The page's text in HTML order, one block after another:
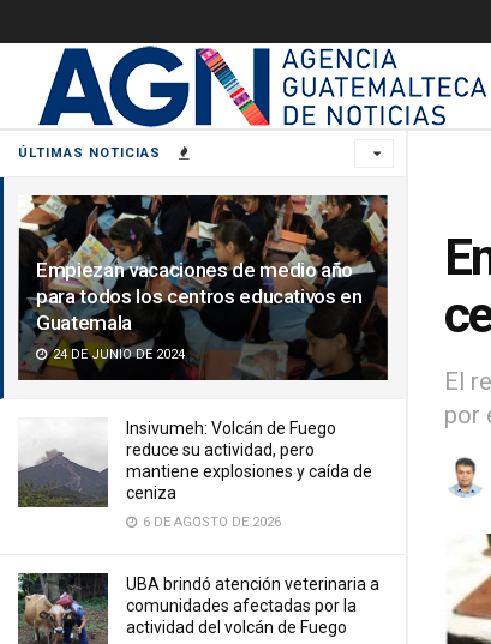
ÚLTIMAS NOTICIAS
Empiezan vacaciones de medio año
para todos los centros educativos en
Guatemala
24 DE JUNIO DE 2024
Insivumeh: Volcán de Fuego
reduce su actividad, pero
mantiene explosiones y caída de
ceniza
6 DE AGOSTO DE 2026
UBA brindó atención veterinaria a
comunidades afectadas por la
actividad del volcán de Fuego
El
por